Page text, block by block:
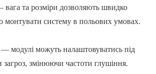
та розміри дозволяють швидко
монтувати систему в польових умовах.
модулі можуть налаштовуватись під
загроз, змінюючи частоти глушіння.